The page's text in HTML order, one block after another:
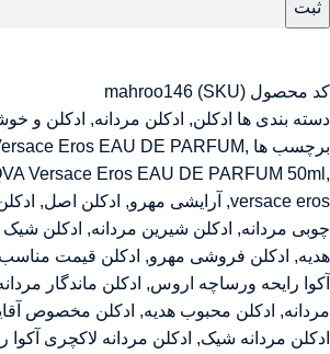
کد محصول (SKU)
mahroo146
دسته بندی ها ادکلن, ادکلن مردانه, ادکلن و
برچسب ها
Eros EAU DE PARFUM,
Versace Eros EAU DE PARFUM 50ml ,
versace eros
, آرایشی مهرو, ادکلن اصل,
چوبی مردانه, ادکلن شیرین مردانه, ادکلن شیک
هدیه, ادکلن فروشی مهرو, ادکلن قیمت مناسب
آکوا رایحه ورساچه اروس, ادکلن ماندگار
مردانه, ادکلن محبوب هدیه, ادکلن مخصوص
ادکلن مردانه شیک, ادکلن مردانه لاکچری